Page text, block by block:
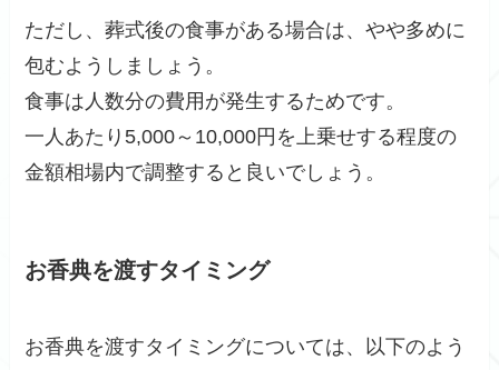
ただし、葬式後の食事がある場合は、やや多めに
包むようしましょう。
食事は人数分の費用が発生するためです。
一人あたり5,000～10,000円を上乗せする程度の
金額相場内で調整すると良いでしょう。
お香典を渡すタイミング
お香典を渡すタイミングについては、以下のよう